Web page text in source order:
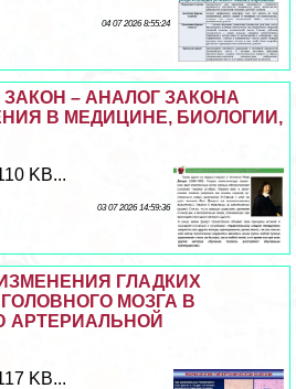
04 07 2026 8:55:24
– АНАЛОГ ЗАКОНА
В МЕДИЦИНЕ, БИОЛОГИИ,
KB...
03 07 2026 14:59:36
ГЛАДКИХ
МОЗГА В
KB...